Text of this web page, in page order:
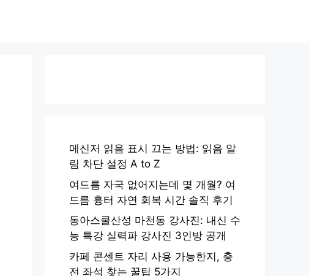
메신저 읽음 표시 끄는 방법: 읽음 알
림 차단 설정 A to Z
여드름 자국 없어지는데 몇 개월? 여
드름 흉터 자연 회복 시간 솔직 후기
동아스쿨산성 마천동 강사진: 내신 수
능 특강 실력파 강사진 3인방 공개
카페 콘센트 자리 사용 가능한지, 충
전 좌석 찾는 꿀팁 5가지